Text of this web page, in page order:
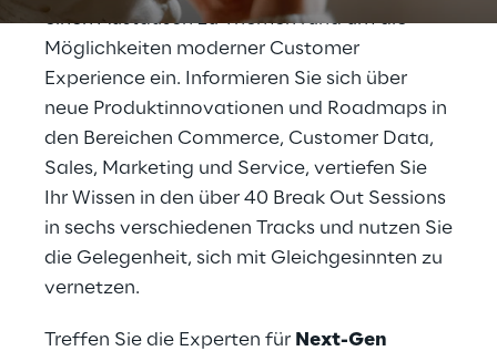
einen Austausch zu Themen rund um die
Möglichkeiten moderner Customer
Experience ein. Informieren Sie sich über
neue Produktinnovationen und Roadmaps in
den Bereichen Commerce, Customer Data,
Sales, Marketing und Service, vertiefen Sie
Ihr Wissen in den über 40 Break Out Sessions
in sechs verschiedenen Tracks und nutzen Sie
die Gelegenheit, sich mit Gleichgesinnten zu
vernetzen.
Treffen Sie die Experten für Next-Gen